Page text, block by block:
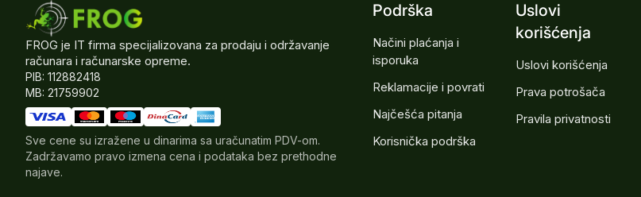
FROG je IT firma specijalizovana za prodaju i održavanje
računara i računarske opreme.
PIB: 112882418
MB: 21759902
Sve cene su izražene u dinarima sa uračunatim PDV-om.
Zadržavamo pravo izmena cena i podataka bez prethodne
najave.
Podrška
Načini plaćanja i
isporuka
Reklamacije i povrati
Najčešća pitanja
Korisnička podrška
Uslovi
korišćenja
Uslovi korišćenja
Prava potrošača
Pravila privatnosti